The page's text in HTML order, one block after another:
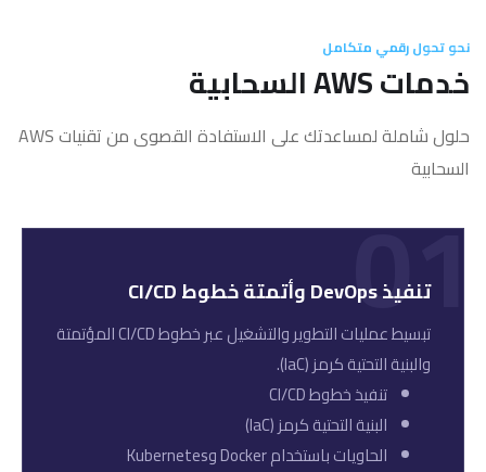
نحو تحول رقمي متكامل
خدمات AWS السحابية
حلول شاملة لمساعدتك على الاستفادة القصوى من تقنيات AWS
السحابية
01
تنفيذ DevOps وأتمتة خطوط CI/CD
تبسيط عمليات التطوير والتشغيل عبر خطوط CI/CD المؤتمتة
والبنية التحتية كرمز (IaC).
تنفيذ خطوط CI/CD
البنية التحتية كرمز (IaC)
الحاويات باستخدام Docker وKubernetes